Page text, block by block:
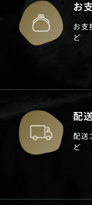
お
お支
ど
配
配送
ど